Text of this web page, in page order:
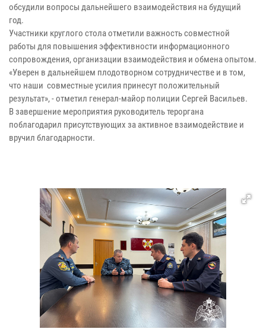
обсудили вопросы дальнейшего взаимодействия на будущий
год.
Участники круглого стола отметили важность совместной
работы для повышения эффективности информационного
сопровождения, организации взаимодействия и обмена опытом.
«Уверен в дальнейшем плодотворном сотрудничестве и в том,
что наши совместные усилия принесут положительный
результат», - отметил генерал-майор полиции Сергей Васильев.
В завершение мероприятия руководитель тероргана
поблагодарил присутствующих за активное взаимодействие и
вручил благодарности.